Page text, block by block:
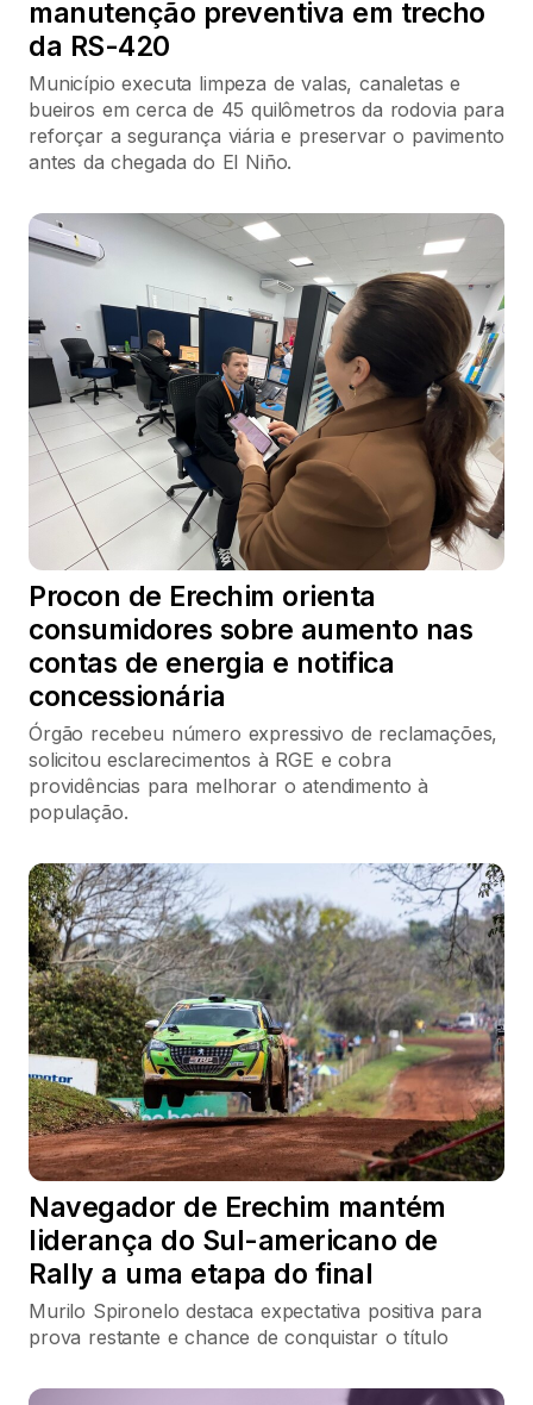
manutenção preventiva em trecho
da RS-420
Município executa limpeza de valas, canaletas e
bueiros em cerca de 45 quilômetros da rodovia para
reforçar a segurança viária e preservar o pavimento
antes da chegada do El Niño.
Procon de Erechim orienta
consumidores sobre aumento nas
contas de energia e notifica
concessionária
Órgão recebeu número expressivo de reclamações,
solicitou esclarecimentos à RGE e cobra
providências para melhorar o atendimento à
população.
Navegador de Erechim mantém
liderança do Sul-americano de
Rally a uma etapa do final
Murilo Spironelo destaca expectativa positiva para
prova restante e chance de conquistar o título